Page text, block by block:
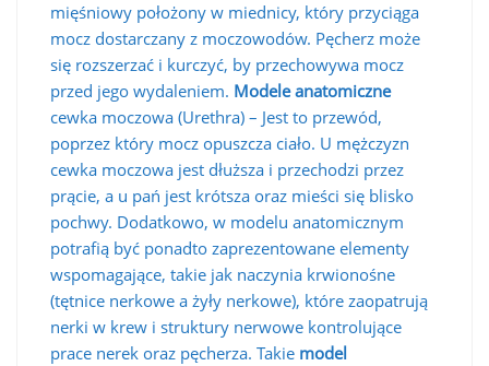
mięśniowy położony w miednicy, który przyciąga
mocz dostarczany z moczowodów. Pęcherz może
się rozszerzać i kurczyć, by przechowywa mocz
przed jego wydaleniem. Modele anatomiczne
cewka moczowa (Urethra) – Jest to przewód,
poprzez który mocz opuszcza ciało. U mężczyzn
cewka moczowa jest dłuższa i przechodzi przez
prącie, a u pań jest krótsza oraz mieści się blisko
pochwy. Dodatkowo, w modelu anatomicznym
potrafią być ponadto zaprezentowane elementy
wspomagające, takie jak naczynia krwionośne
(tętnice nerkowe a żyły nerkowe), które zaopatrują
nerki w krew i struktury nerwowe kontrolujące
prace nerek oraz pęcherza. Takie model